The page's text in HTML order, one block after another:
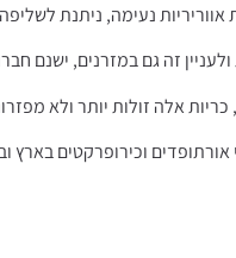
נעימה, ניתנת לשליפה
זה גם במזרנים, ישנם
אלה זולות יותר ולא
אורתופדים וכירופרקטים בארץ